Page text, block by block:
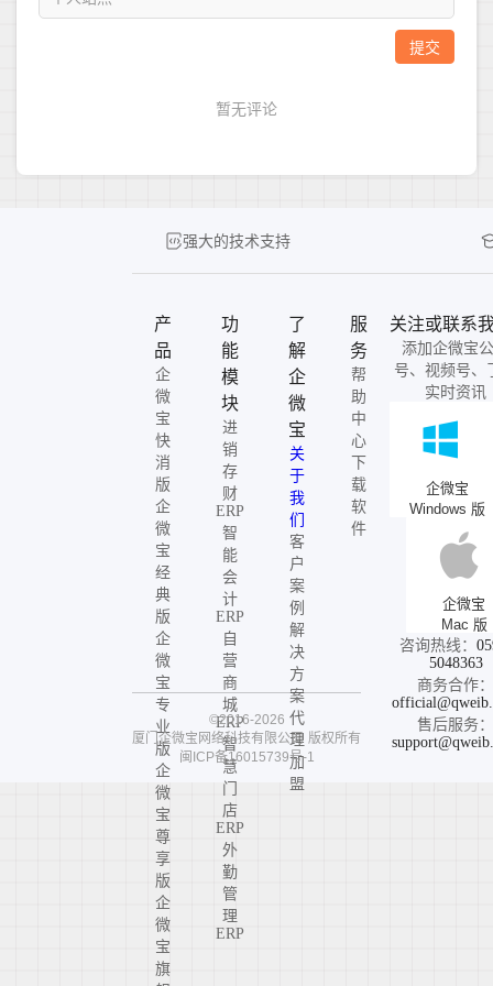
强大的技术支持
产
品
企
微
宝
快
消
版
企
微
宝
经
典
版
企
微
宝
专
业
版
企
微
宝
尊
享
版
企
微
宝
旗
功
能
模
块
进
销
存
财
ERP
智
能
会
计
ERP
自
营
商
城
ERP
智
慧
门
店
ERP
外
勤
管
理
ERP
了
解
企
微
宝
关
于
我
们
客
户
案
例
解
决
方
案
代
理
加
盟
服
务
帮
助
中
心
下
载
软
件
关注或联系
添加企微宝
号、视频号、
实时资讯
企微宝
Windows 版
企微宝
Mac 版
咨询热线：
5048363
商务合作：
售后服务：
©2016-2026
厦门企微宝网络科技有限公司 版权所有
闽ICP备16015739号-1